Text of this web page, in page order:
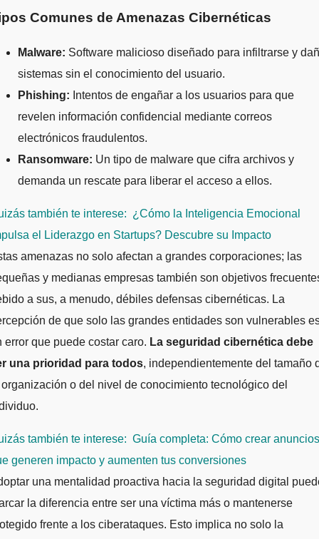
Comunes de Amenazas Cibernéticas
Malware: Software malicioso diseñado para infiltrarse y
sistemas sin el conocimiento del usuario.
Phishing: Intentos de engañar a los usuarios para que
revelen información confidencial mediante correos
electrónicos fraudulentos.
Ransomware: Un tipo de malware que cifra archivos y
demanda un rescate para liberar el acceso a ellos.
también te interese: ¿Cómo la Inteligencia Emocional
el Liderazgo en Startups? Descubre su Impacto
amenazas no solo afectan a grandes corporaciones; las
y medianas empresas también son objetivos
a sus, a menudo, débiles defensas cibernéticas. La
de que solo las grandes entidades son vulnerables
error que puede costar caro. La seguridad cibernética debe
una prioridad para todos, independientemente del tamaño
o del nivel de conocimiento tecnológico del
también te interese: Guía completa: Cómo crear anuncios
generen impacto y aumenten tus conversiones
una mentalidad proactiva hacia la seguridad digital
la diferencia entre ser una víctima más o mantenerse
frente a los ciberataques. Esto implica no solo la